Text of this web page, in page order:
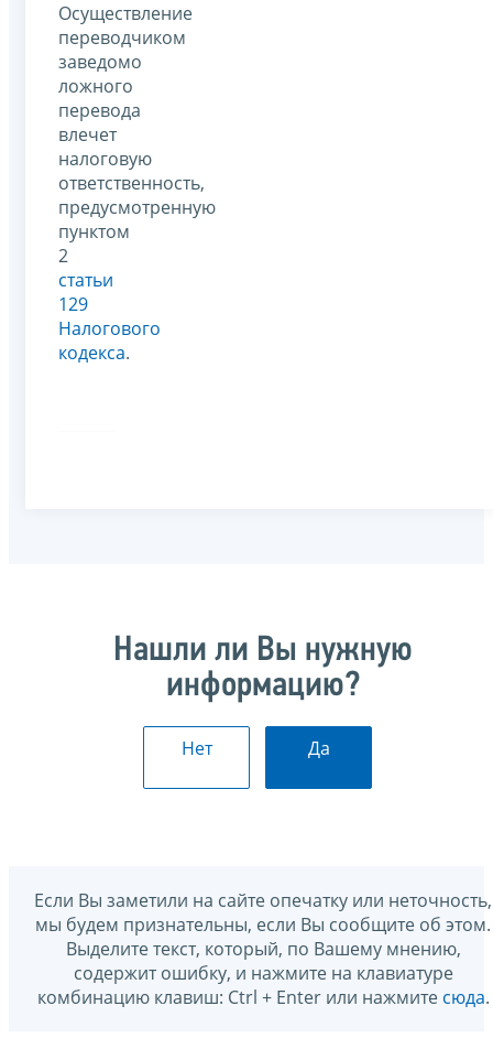
Осуществление
переводчиком
заведомо
ложного
перевода
влечет
налоговую
ответственность,
предусмотренную
пунктом
2
статьи
129
Налогового
кодекса.
Нашли ли Вы нужную
информацию?
Нет Да
Если Вы заметили на сайте опечатку или неточность,
мы будем признательны, если Вы сообщите об этом.
Выделите текст, который, по Вашему мнению,
содержит ошибку, и нажмите на клавиатуре
комбинацию клавиш: Ctrl + Enter или нажмите сюда.